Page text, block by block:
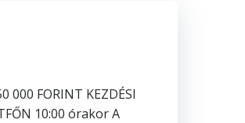
000 FORINT KEZDÉSI
10:00 órakor A